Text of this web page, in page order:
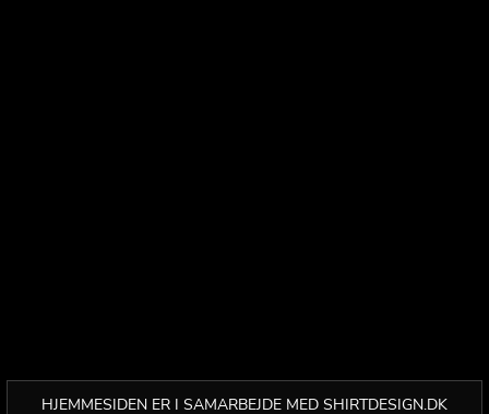
HJEMMESIDEN ER I SAMARBEJDE MED SHIRTDESIGN.DK